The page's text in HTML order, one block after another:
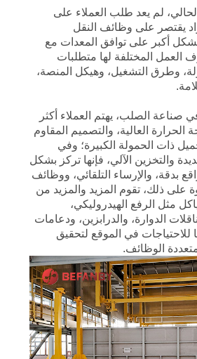
لم يعد طلب العملاء على
يقتصر على وظائف النقل
بشكل أكبر على توافق المعدات مع
العمل المختلفة لها متطلبات
وطرق التشغيل، وهيكل المنصة،
صناعة الصلب، يهتم العملاء أكثر
الحرارة العالية، والتصميم المقاوم
ذات الحمولة الكبيرة؛ وفي
والتخزين الآلي، فإنها تركز بشكل
بدقة، والإرساء التلقائي، ووظائف
على ذلك، تقوم المزيد والمزيد من
مثل الرفع الهيدروليكي،
الدوارة، والدرابزين، ودعامات
للاحتياجات في الموقع لتحقيق
الوظائف.